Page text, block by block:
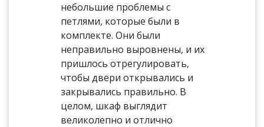
небольшие проблемы с
петлями, которые были в
комплекте. Они были
неправильно выровнены, и их
пришлось отрегулировать,
чтобы двери открывались и
закрывались правильно. В
целом, шкаф выглядит
великолепно и отлично